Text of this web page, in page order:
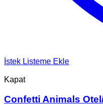
İstek Listeme Ekle
Kapat
Confetti Animals